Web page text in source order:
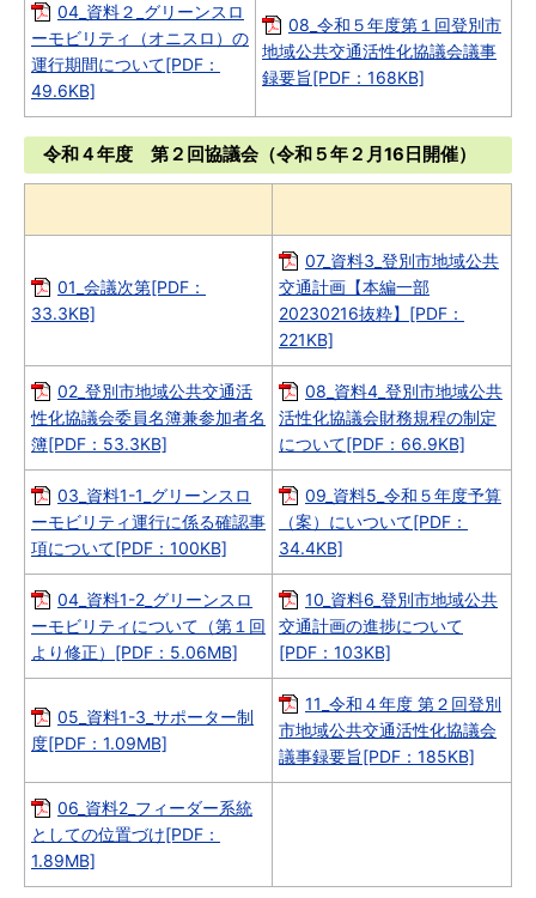
04_資料２_グリーンスロ
ーモビリティ（オニスロ）の
運行期間について[PDF：
49.6KB]
08_令和５年度第１回登別市
地域公共交通活性化協議会議事
録要旨[PDF：168KB]
令和４年度 第２回協議会（令和５年２月16日開催）
01_会議次第[PDF：
33.3KB]
07_資料3_登別市地域公共
交通計画【本編一部
20230216抜粋】[PDF：
221KB]
02_登別市地域公共交通活
性化協議会委員名簿兼参加者名
簿[PDF：53.3KB]
08_資料4_登別市地域公共
活性化協議会財務規程の制定
について[PDF：66.9KB]
03_資料1-1_グリーンスロ
ーモビリティ運行に係る確認事
項について[PDF：100KB]
09_資料5_令和５年度予算
（案）にいついて[PDF：
34.4KB]
04_資料1-2_グリーンスロ
ーモビリティについて（第１回
より修正）[PDF：5.06MB]
10_資料6_登別市地域公共
交通計画の進捗について
[PDF：103KB]
05_資料1-3_サポーター制
度[PDF：1.09MB]
11_令和４年度 第２回登別
市地域公共交通活性化協議会
議事録要旨[PDF：185KB]
06_資料2_フィーダー系統
としての位置づけ[PDF：
1.89MB]